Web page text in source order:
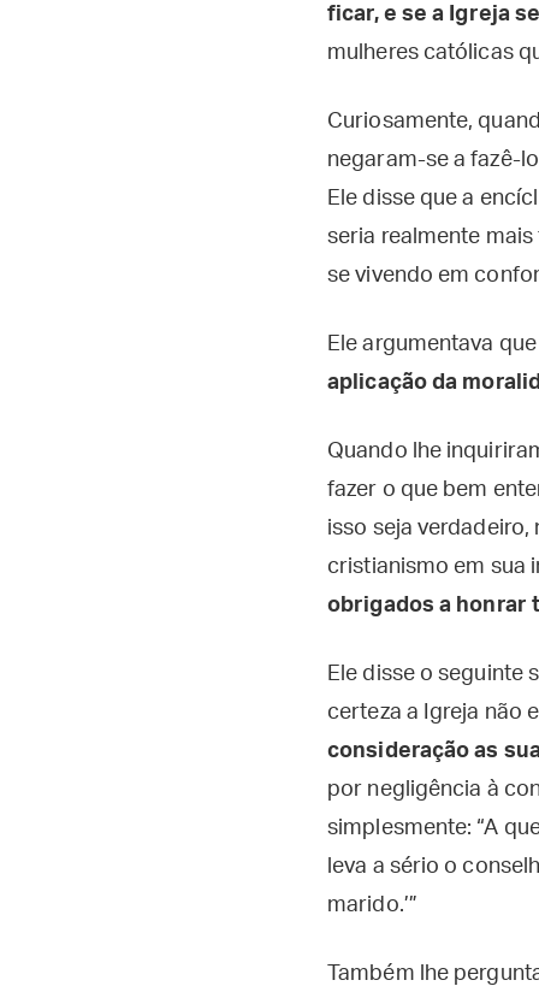
ficar, e se a Igreja
mulheres católicas
Curiosamente,
negaram-se a fazê-
Ele disse que a
seria realmente
se vivendo em
Ele argumentava
aplicação da
Quando lhe
fazer o que bem
isso seja
cristianismo em sua
obrigados a honrar
Ele disse o seguinte
certeza a Igreja não
consideração as
por negligência à
simplesmente: “A
leva a sério o
marido.’”
Também lhe